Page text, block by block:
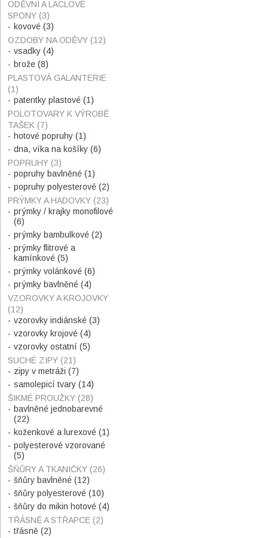
ODĚVNÍ A LACLOVÉ
SPONY (3)
kovové (3)
OZDOBY NA ODĚVY (12)
vsadky (4)
brože (8)
PLASTOVÁ GALANTERIE
(1)
patentky plastové (1)
POLOTOVARY K VÝROBĚ
TAŠEK (7)
hotové popruhy (1)
dna, víka na košíky (6)
POPRUHY (3)
popruhy bavlněné (1)
popruhy polyesterové (2)
PRÝMKY A HADOVKY (23)
prýmky / krajky monofilové
(6)
prýmky bambulkové (2)
prýmky flitrové a
kamínkové (5)
prýmky volánkové (6)
prýmky bavlněné (4)
VZOROVKY A KROJOVKY
(12)
vzorovky indiánské (3)
vzorovky krojové (4)
vzorovky ostatní (5)
SUCHÉ ZIPY (21)
zipy v metráži (7)
samolepicí tvary (14)
ŠIKMÉ PROUŽKY (28)
bavlněné jednobarevné
(22)
koženkové a lurexové (1)
polyesterové vzorované
(5)
ŠŇŮRY A TKANIČKY (26)
šňůry bavlněné (12)
šňůry polyesterové (10)
šňůry do mikin hotové (4)
TŘÁSNĚ A STŘAPCE (2)
třásně (2)